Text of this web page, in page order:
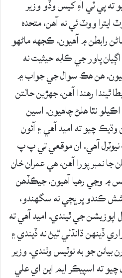
پي ٽي آءِ کيس وڏو وزير
ووٽ ئي نه آهن، متحده
رابطن ۾ آهيون، ڪجهه ماڻهو
پاور جي ڪابه حيثيت نه
هن هڪ سوال جي جواب ۾
ٿيندا رهندا آهن، جهڙين حالتن
نٿا هلڻ چاهيون. اسين
چيو ته اميد آهي ۽ آئون
آهي. ان موقعي تي پ پ
جا نمبر پورا آهن، هي عمران خان
۾ وڃي رهيا آهيون. جيڪڏهن
ڪندو پر ڀڄي نه سگهندو،
جي ٿيندي. اميد آهي ته
ڏينهن ڌانڌلي ٿيڻ نه ڏيندي ۽
جو به نوٽيس وٺندي. وزير
ته اسپيڪر ايم اين اي علي